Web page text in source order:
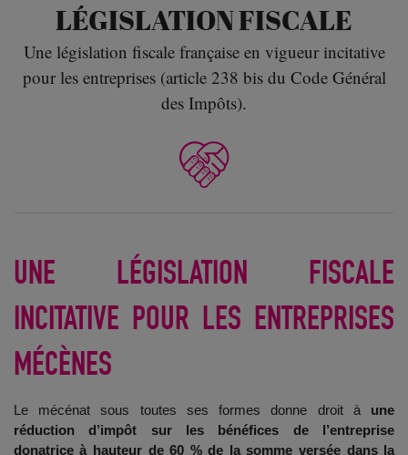
LÉGISLATION FISCALE
Une législation fiscale française en vigueur incitative
pour les entreprises (article 238 bis du Code Général
des Impôts).
UNE LÉGISLATION FISCALE
INCITATIVE POUR LES ENTREPRISES
MÉCÈNES
Le mécénat sous toutes ses formes donne droit à une
réduction d’impôt sur les bénéfices de l’entreprise
donatrice à hauteur de 60 % de la somme versée dans la